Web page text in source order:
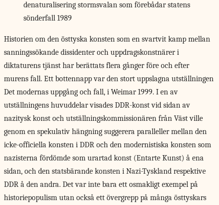
denaturalisering stormsvalan som förebådar statens
sönderfall 1989
Historien om den östtyska konsten som en svartvit kamp mellan
sanningssökande dissidenter och uppdragskonstnärer i
diktaturens tjänst har berättats flera gånger före och efter
murens fall. Ett bottennapp var den stort uppslagna utställningen
Det modernas uppgång och fall, i Weimar 1999. I en av
utställningens huvuddelar visades DDR-konst vid sidan av
nazitysk konst och utställningskommissionären från Väst ville
genom en spekulativ hängning suggerera paralleller mellan den
icke-officiella konsten i DDR och den modernistiska konsten som
nazisterna fördömde som urartad konst (Entarte Kunst) å ena
sidan, och den statsbärande konsten i Nazi-Tyskland respektive
DDR å den andra. Det var inte bara ett osmakligt exempel på
historiepopulism utan också ett övergrepp på många östtyskars